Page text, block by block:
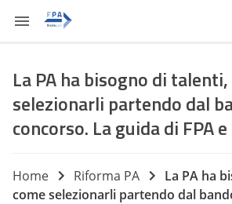
La PA ha bisogno di
selezionarli partendo dal
concorso. La guida di FPA
Home Riforma PA
La PA ha
come selezionarli partendo dal